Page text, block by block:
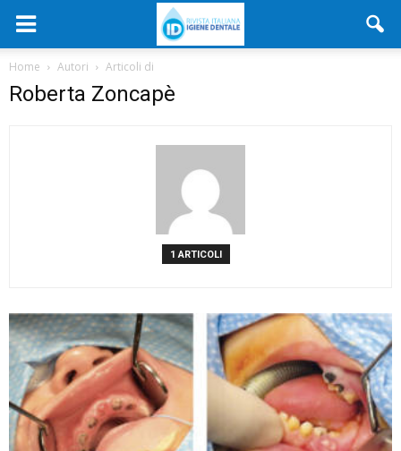
Home Autori Articoli di
Roberta Zoncapè
1 ARTICOLI